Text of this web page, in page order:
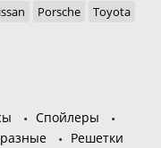
Porsche
Toyota
Спойлеры
Решетки